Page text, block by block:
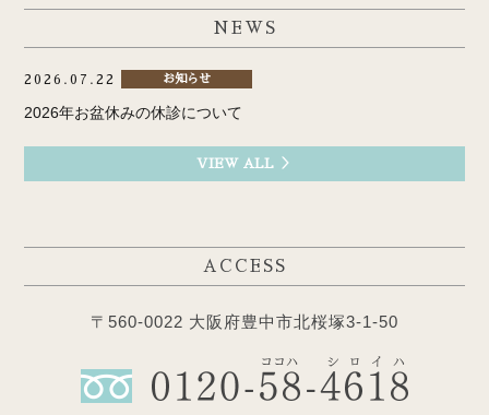
NEWS
2026.07.22 お知らせ
2026年お盆休みの休診について
VIEW ALL ＞
ACCESS
〒560-0022 大阪府豊中市北桜塚3-1-50